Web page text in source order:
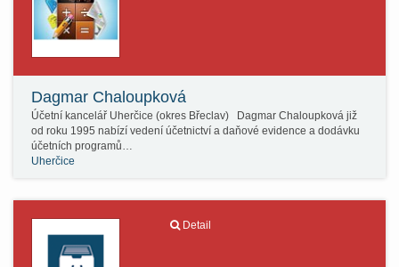
Dagmar Chaloupková
Účetní kancelář Uherčice (okres Břeclav) Dagmar Chaloupková již
od roku 1995 nabízí vedení účetnictví a daňové evidence a dodávku
účetních programů…
Uherčice
Detail